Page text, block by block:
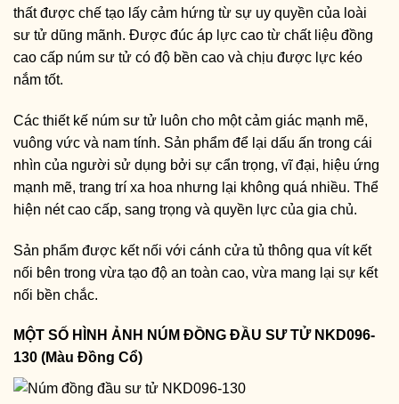
thất được chế tạo lấy cảm hứng từ sự uy quyền của loài
sư tử dũng mãnh. Được đúc áp lực cao từ chất liệu đồng
cao cấp núm sư tử có độ bền cao và chịu được lực kéo
nắm tốt.
Các thiết kế núm sư tử luôn cho một cảm giác mạnh mẽ,
vuông vức và nam tính. Sản phẩm để lại dấu ấn trong cái
nhìn của người sử dụng bởi sự cẩn trọng, vĩ đại, hiệu ứng
mạnh mẽ, trang trí xa hoa nhưng lại không quá nhiều. Thể
hiện nét cao cấp, sang trọng và quyền lực của gia chủ.
Sản phẩm được kết nối với cánh cửa tủ thông qua vít kết
nối bên trong vừa tạo độ an toàn cao, vừa mang lại sự kết
nối bền chắc.
MỘT SỐ HÌNH ẢNH NÚM ĐỒNG ĐẦU SƯ TỬ NKD096-
130 (Màu Đồng Cổ)